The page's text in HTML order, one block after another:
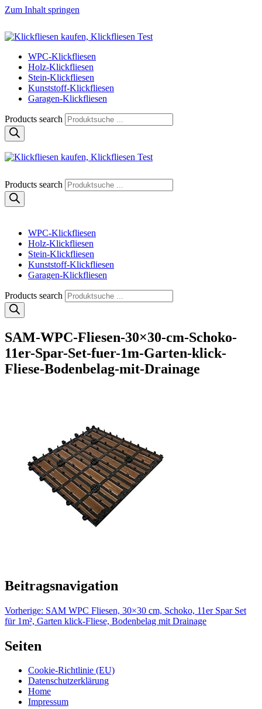
Zum Inhalt springen
Klickfliese | klick-klick-fertig
Klickfliesen online kaufen
WPC-Klickfliesen
Holz-Klickfliesen
Stein-Klickfliesen
Kunststoff-Klickfliesen
Garagen-Klickfliesen
Products search
Klickfliese | klick-klick-fertig
Klickfliesen online kaufen
Products search
WPC-Klickfliesen
Holz-Klickfliesen
Stein-Klickfliesen
Kunststoff-Klickfliesen
Garagen-Klickfliesen
Products search
SAM-WPC-Fliesen-30×30-cm-Schoko-
11er-Spar-Set-fuer-1m-Garten-klick-
Fliese-Bodenbelag-mit-Drainage
Beitragsnavigation
Vorherige: SAM WPC Fliesen, 30×30 cm, Schoko, 11er Spar Set
für 1m², Garten klick-Fliese, Bodenbelag mit Drainage
Seiten
Cookie-Richtlinie (EU)
Datenschutzerklärung
Home
Impressum